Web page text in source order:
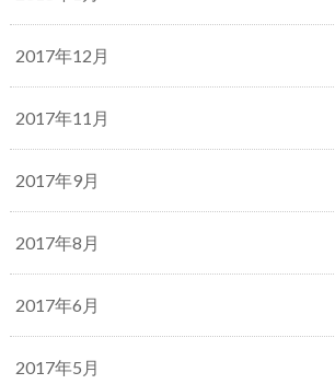
2017年12月
2017年11月
2017年9月
2017年8月
2017年6月
2017年5月